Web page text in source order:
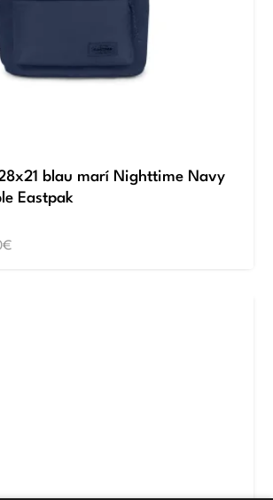
blau marí Nighttime Navy
Eastpak